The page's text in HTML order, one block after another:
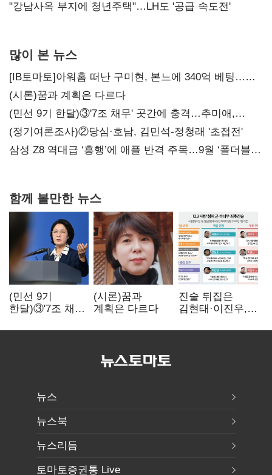
"강남사옥 부지에 청년주택"…LH도 '공급 속도전'
많이 본 뉴스
[IB토마토]아워홈 떠난 구미현, 본느에 340억 베팅…
가족 지배체제 구축
(시론)꿈과 계획은 다르다
(민선 9기 한달)③'7조 채무' 곳간에 충격…추미애,
20년만에 '비상재정' 선언 승부수
(정기여론조사)②당심·호남, 김민석-정청래 '초접전'
삼성 Z8 역대급 ‘흥행’에 애플 반격 주목…9월 ‘폴더블
함께 볼만한 뉴스
(민선 9기
한달)③'7조 채무'
추미애, 20년만에
(시론)꿈과
계획은 다르다
진술 뒤집은
김현태·이진우,
헌신"…법정서
뉴스
뉴스북
뉴스리듬
토마토증권통 Live